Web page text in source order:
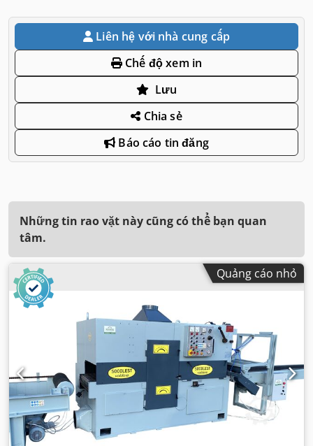
Liên hệ với nhà cung cấp
Chế độ xem in
Lưu
Chia sẻ
Báo cáo tin đăng
Những tin rao vặt này cũng có thể bạn quan
tâm.
Quảng cáo nhỏ